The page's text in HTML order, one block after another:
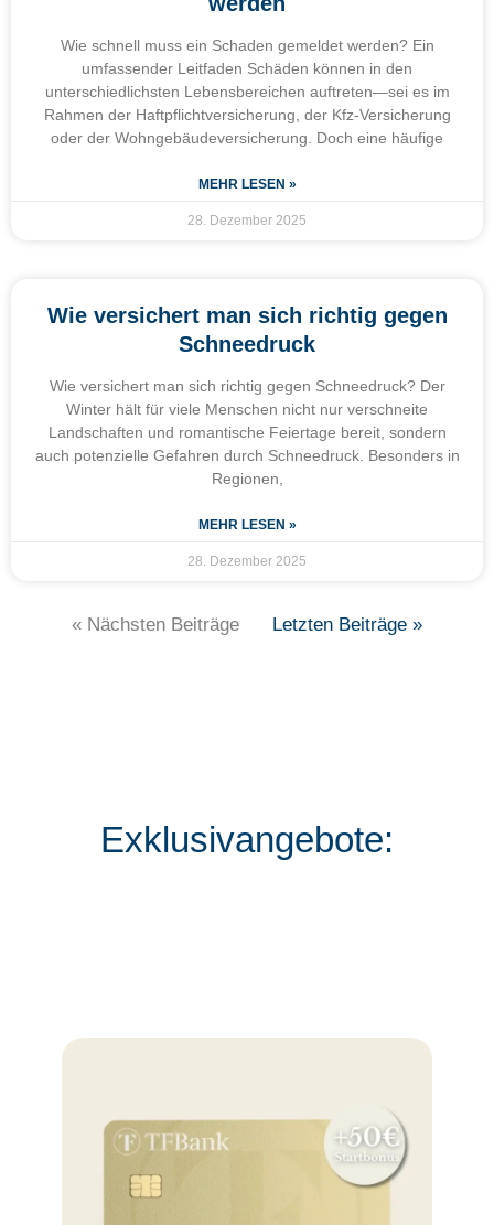
Wie schnell muss ein Schaden gemeldet werden? Ein
umfassender Leitfaden Schäden können in den
unterschiedlichsten Lebensbereichen auftreten—sei es im
Rahmen der Haftpflichtversicherung, der Kfz-Versicherung
oder der Wohngebäudeversicherung. Doch eine häufige
MEHR LESEN »
28. Dezember 2025
Wie versichert man sich richtig gegen
Schneedruck
Wie versichert man sich richtig gegen Schneedruck? Der
Winter hält für viele Menschen nicht nur verschneite
Landschaften und romantische Feiertage bereit, sondern
auch potenzielle Gefahren durch Schneedruck. Besonders in
Regionen,
MEHR LESEN »
28. Dezember 2025
« Nächsten Beiträge Letzten Beiträge »
Exklusivangebote: